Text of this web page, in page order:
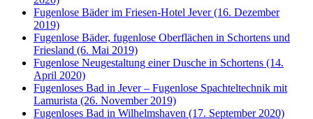
Fugenlose Bäder im Friesen-Hotel Jever (16. Dezember
2019)
Fugenlose Bäder, fugenlose Oberflächen in Schortens und
Friesland (6. Mai 2019)
Fugenlose Neugestaltung einer Dusche in Schortens (14.
April 2020)
Fugenloses Bad in Jever – Fugenlose Spachteltechnik mit
Lamurista (26. November 2019)
Fugenloses Bad in Wilhelmshaven (17. September 2020)